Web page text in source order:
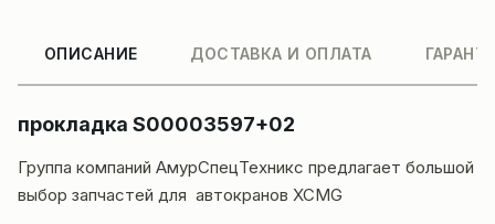
ОПИСАНИЕ ДОСТАВКА И ОПЛАТА
прокладка S00003597+02
Группа компаний АмурСпецТехникс предлагает большой
выбор запчастей для автокранов XCMG